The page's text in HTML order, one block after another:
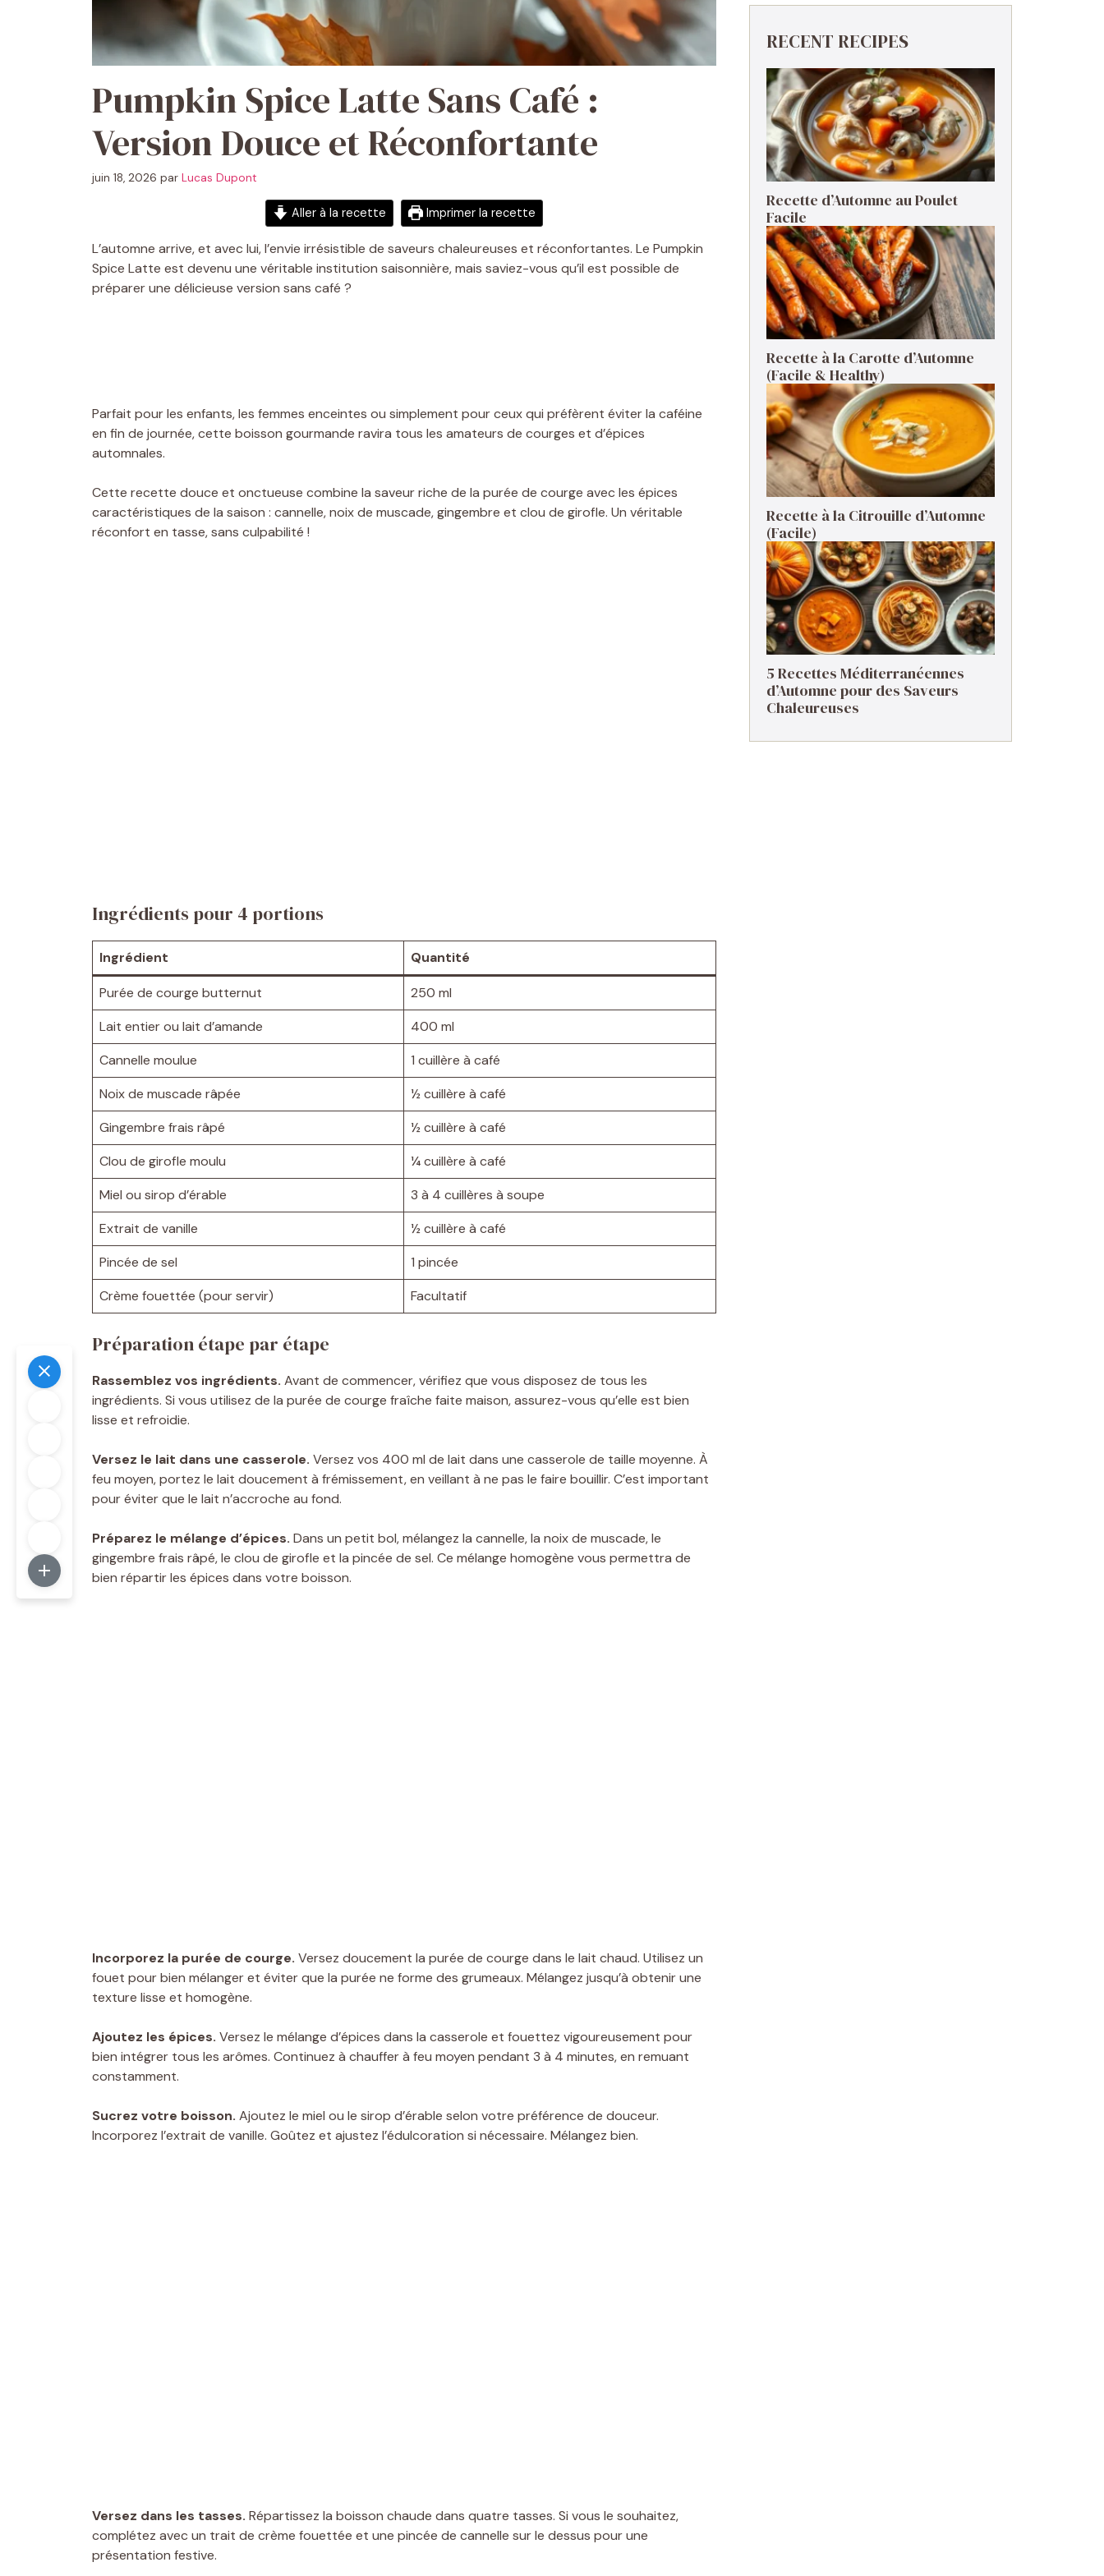
Pumpkin Spice Latte Sans Café :
Version Douce et Réconfortante
juin 18, 2026 par Lucas Dupont
Aller à la recette Imprimer la recette
L’automne arrive, et avec lui, l’envie irrésistible de saveurs chaleureuses et réconfortantes. Le Pumpkin
Spice Latte est devenu une véritable institution saisonnière, mais saviez-vous qu’il est possible de
préparer une délicieuse version sans café ?
Parfait pour les enfants, les femmes enceintes ou simplement pour ceux qui préfèrent éviter la caféine
en fin de journée, cette boisson gourmande ravira tous les amateurs de courges et d’épices
automnales.
Cette recette douce et onctueuse combine la saveur riche de la purée de courge avec les épices
caractéristiques de la saison : cannelle, noix de muscade, gingembre et clou de girofle. Un véritable
réconfort en tasse, sans culpabilité !
Ingrédients pour 4 portions
Ingrédient Quantité
Purée de courge butternut
250 ml
Lait entier ou lait d’amande
400 ml
Cannelle moulue
1 cuillère à café
Noix de muscade râpée
½ cuillère à café
Gingembre frais râpé
½ cuillère à café
Clou de girofle moulu
¼ cuillère à café
Miel ou sirop d’érable
3 à 4 cuillères à soupe
Extrait de vanille
½ cuillère à café
Pincée de sel
1 pincée
Crème fouettée (pour servir)
Facultatif
Préparation étape par étape
Rassemblez vos ingrédients. Avant de commencer, vérifiez que vous disposez de tous les
ingrédients. Si vous utilisez de la purée de courge fraîche faite maison, assurez-vous qu’elle est bien
lisse et refroidie.
Versez le lait dans une casserole. Versez vos 400 ml de lait dans une casserole de taille moyenne. À
feu moyen, portez le lait doucement à frémissement, en veillant à ne pas le faire bouillir. C’est important
pour éviter que le lait n’accroche au fond.
Préparez le mélange d’épices. Dans un petit bol, mélangez la cannelle, la noix de muscade, le
gingembre frais râpé, le clou de girofle et la pincée de sel. Ce mélange homogène vous permettra de
bien répartir les épices dans votre boisson.
Incorporez la purée de courge. Versez doucement la purée de courge dans le lait chaud. Utilisez un
fouet pour bien mélanger et éviter que la purée ne forme des grumeaux. Mélangez jusqu’à obtenir une
texture lisse et homogène.
Ajoutez les épices. Versez le mélange d’épices dans la casserole et fouettez vigoureusement pour
bien intégrer tous les arômes. Continuez à chauffer à feu moyen pendant 3 à 4 minutes, en remuant
constamment.
Sucrez votre boisson. Ajoutez le miel ou le sirop d’érable selon votre préférence de douceur.
Incorporez l’extrait de vanille. Goûtez et ajustez l’édulcoration si nécessaire. Mélangez bien.
Versez dans les tasses. Répartissez la boisson chaude dans quatre tasses. Si vous le souhaitez,
complétez avec un trait de crème fouettée et une pincée de cannelle sur le dessus pour une
présentation festive.
RECENT RECIPES
Recette d’Automne au Poulet
Facile
Recette à la Carotte d’Automne
(Facile & Healthy)
Recette à la Citrouille d’Automne
(Facile)
5 Recettes Méditerranéennes
d’Automne pour des Saveurs
Chaleureuses